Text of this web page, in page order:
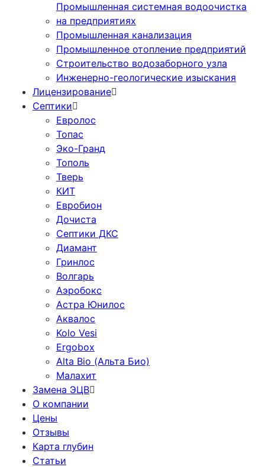
Промышленная системная водоочистка
на предприятиях
Промышленная канализация
Промышленное отопление предприятий
Cтроительство водозаборного узла
Инженерно-геологические изыскания
Лицензирование
Септики
Евролос
Топас
Эко-Гранд
Тополь
Тверь
КИТ
Евробион
Дочиста
Септики ДКС
Диамант
Гринлос
Волгарь
Аэробокс
Астра Юнилос
Аквалос
Kolo Vesi
Ergobox
Alta Bio (Альта Био)
Малахит
Замена ЭЦВ
О компании
Цены
Отзывы
Карта глубин
Статьи